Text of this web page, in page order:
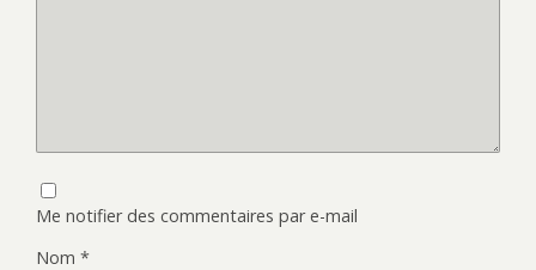
Me notifier des commentaires par e-mail
Nom *